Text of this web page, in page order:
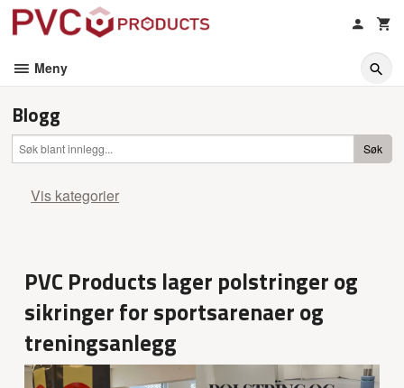
Gå
Meny
Blogg
Vis kategorier
Presse artikler
Alt om PVC duksveis
Produkter
PVC Products lager polstringer og
sikringer for sportsarenaer og
treningsanlegg